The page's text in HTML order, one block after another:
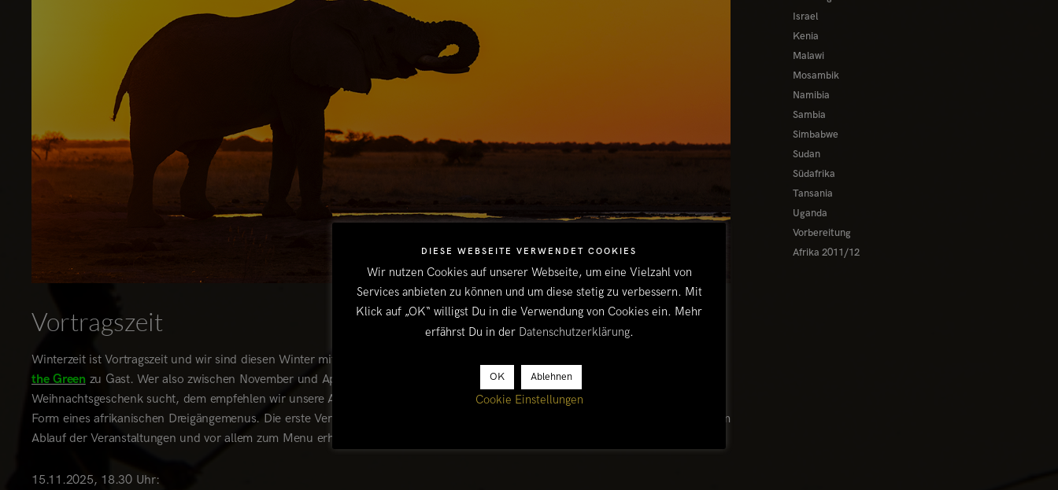
Vortragszeit
Winterzeit ist Vortragszeit und wir sind diesen Winter mit der Dinnershow Afrika mehrfach mit
the Green zu Gast. Wer also zwischen November und April den Winterblues hat, Fernweh bekommt oder noch ein schönes
Weihnachtsgeschenk sucht, dem empfehlen wir unsere Afrikareise in Verbindung mit einer wunderbaren kulinarischen Reise in
Form eines afrikanischen Dreigängemenus. Die erste Veranstaltung im November ist bereits ausverkauft. Nähere Informationen zum
Ablauf der Veranstaltungen und vor allem zum Menu erhaltet Ihr über diesen
15.11.2025, 18.30 Uhr:
Israel
Kenia
Malawi
Mosambik
Namibia
Sambia
Simbabwe
Sudan
Südafrika
Tansania
Uganda
Vorbereitung
Afrika 2011/12
DIESE WEBSEITE VERWENDET COOKIES
Wir nutzen Cookies auf unserer Webseite, um eine Vielzahl von
Services anbieten zu können und um diese stetig zu verbessern. Mit
Klick auf „OK“ willigst Du in die Verwendung von Cookies ein. Mehr
erfährst Du in der Datenschutzerklärung.
OK Ablehnen
Cookie Einstellungen